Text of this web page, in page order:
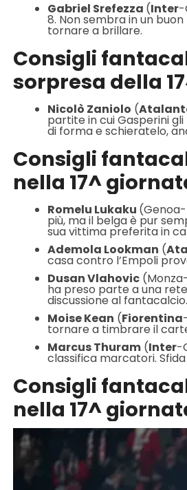
Gabriel Srefezza (Inter-
8. Non sembra in un
tornare a brillare.
Consigli
sorpresa della
Nicolò Zaniolo (
partite in cui Gasperini
di forma e schieratelo,
Consigli
nella 17^
Romelu Lukaku (Genoa-
più, ma il belga è pur
sua vittima preferita in
Ademola Lookman (
casa contro l’Empoli
Dusan Vlahovic(Monza-
ha preso parte a una
discussione al fantacalcio.
Moise Kean (Fiorentina
tornare a timbrare il
Marcus Thuram(Inter-
classifica marcatori.
Consigli
nella 17^